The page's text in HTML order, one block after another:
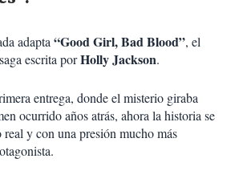
adapta“Good Girl, Bad Blood”, el
escrita porHolly Jackson.
entrega, donde el misterio giraba
ocurrido años atrás, ahora la historia se
y con una presión mucho más